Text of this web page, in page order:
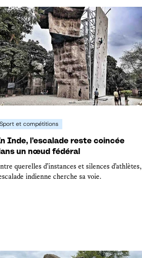
Inde, l’escalade reste coincée
un nœud fédéral
querelles d’instances et silences d’athlètes,
indienne cherche sa voie.
Sport et compétitions